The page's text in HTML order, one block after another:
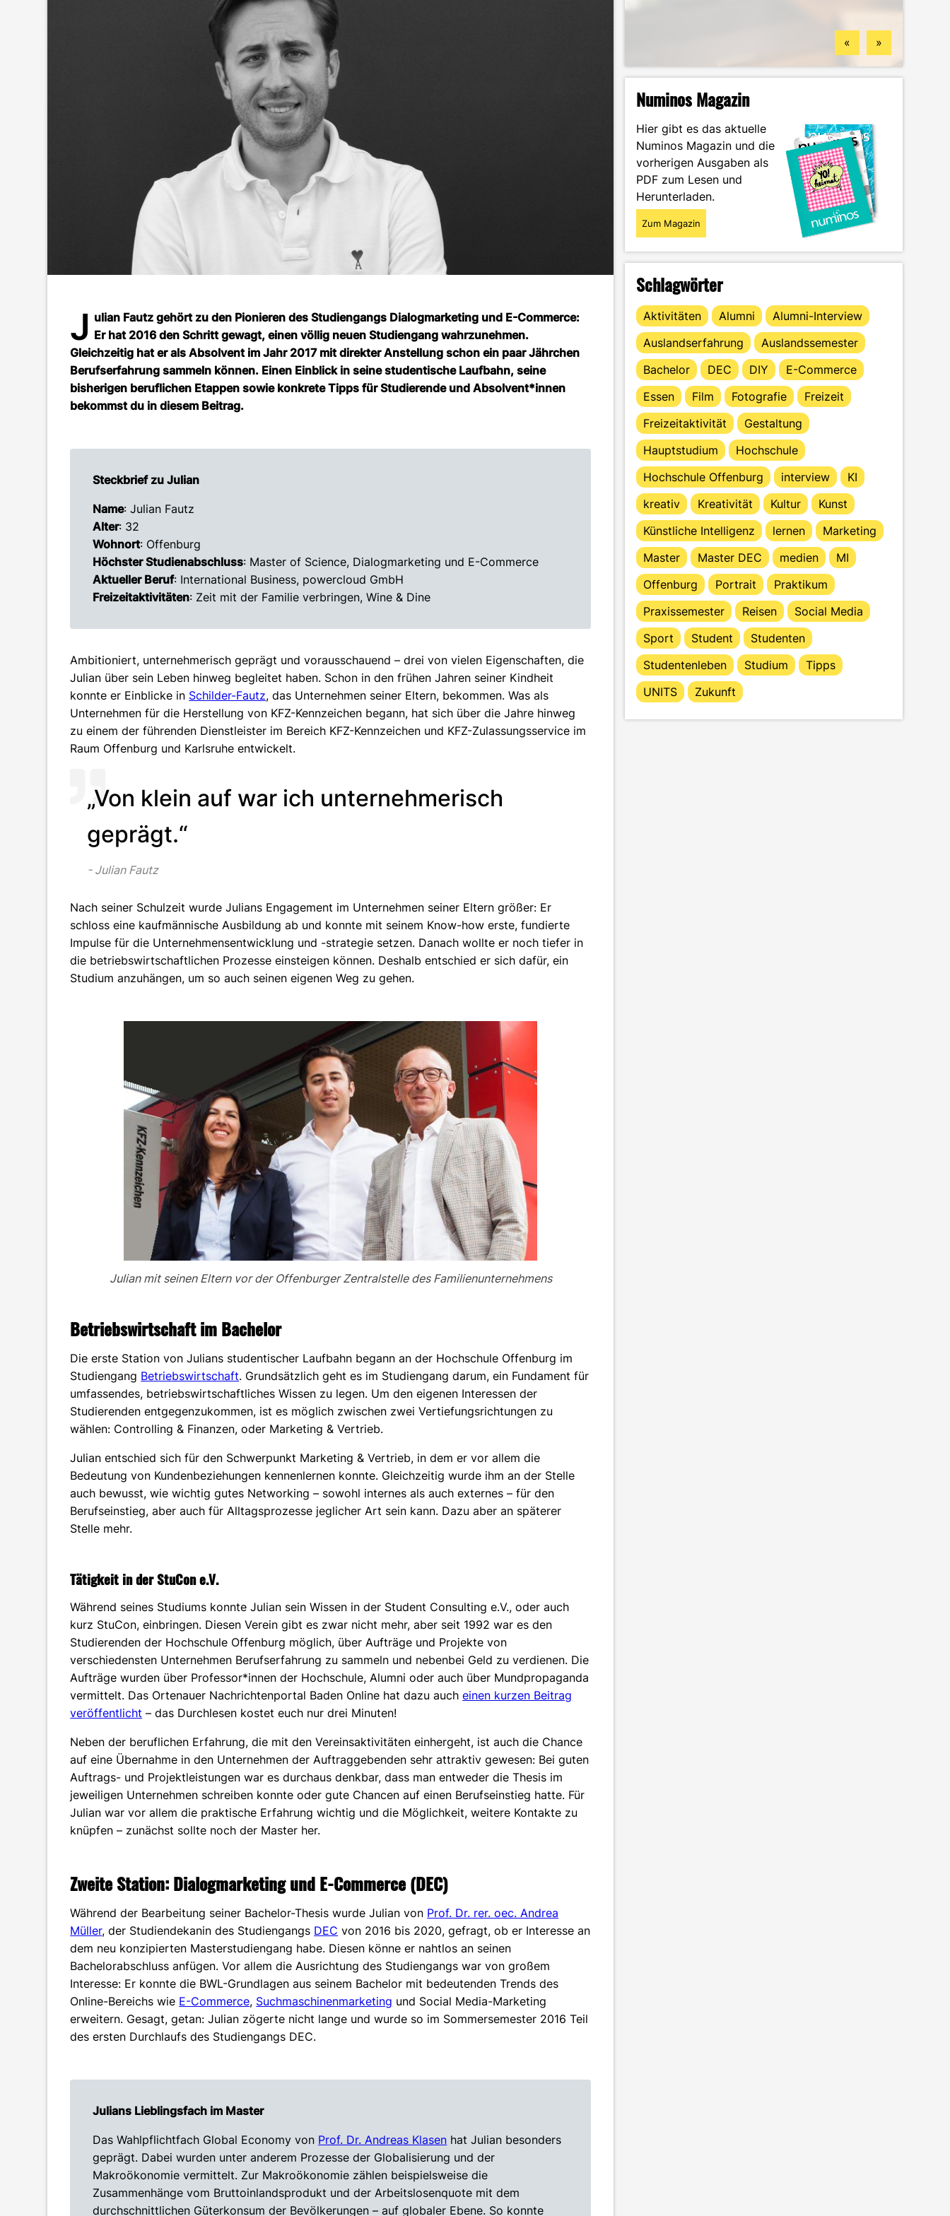
J ulian Fautz gehört zu den Pionieren des Studiengangs Dialogmarketing und E-Commerce:
Er hat 2016 den Schritt gewagt, einen völlig neuen Studiengang wahrzunehmen.
Gleichzeitig hat er als Absolvent im Jahr 2017 mit direkter Anstellung schon ein paar Jährchen
Berufserfahrung sammeln können. Einen Einblick in seine studentische Laufbahn, seine
bisherigen beruflichen Etappen sowie konkrete Tipps für Studierende und Absolvent*innen
bekommst du in diesem Beitrag.
Steckbrief zu Julian
Name: Julian Fautz
Alter: 32
Wohnort: Offenburg
Höchster Studienabschluss: Master of Science, Dialogmarketing und E-Commerce
Aktueller Beruf: International Business, powercloud GmbH
Freizeitaktivitäten: Zeit mit der Familie verbringen, Wine & Dine
Ambitioniert, unternehmerisch geprägt und vorausschauend – drei von vielen Eigenschaften, die
Julian über sein Leben hinweg begleitet haben. Schon in den frühen Jahren seiner Kindheit
konnte er Einblicke in Schilder-Fautz, das Unternehmen seiner Eltern, bekommen. Was als
Unternehmen für die Herstellung von KFZ-Kennzeichen begann, hat sich über die Jahre hinweg
zu einem der führenden Dienstleister im Bereich KFZ-Kennzeichen und KFZ-Zulassungsservice im
Raum Offenburg und Karlsruhe entwickelt.
„Von klein auf war ich unternehmerisch
geprägt.“
Julian Fautz
Nach seiner Schulzeit wurde Julians Engagement im Unternehmen seiner Eltern größer: Er
schloss eine kaufmännische Ausbildung ab und konnte mit seinem Know-how erste, fundierte
Impulse für die Unternehmensentwicklung und -strategie setzen. Danach wollte er noch tiefer in
die betriebswirtschaftlichen Prozesse einsteigen können. Deshalb entschied er sich dafür, ein
Studium anzuhängen, um so auch seinen eigenen Weg zu gehen.
Julian mit seinen Eltern vor der Offenburger Zentralstelle des Familienunternehmens
Betriebswirtschaft im Bachelor
Die erste Station von Julians studentischer Laufbahn begann an der Hochschule Offenburg im
Studiengang Betriebswirtschaft. Grundsätzlich geht es im Studiengang darum, ein Fundament für
umfassendes, betriebswirtschaftliches Wissen zu legen. Um den eigenen Interessen der
Studierenden entgegenzukommen, ist es möglich zwischen zwei Vertiefungsrichtungen zu
wählen: Controlling & Finanzen, oder Marketing & Vertrieb.
Julian entschied sich für den Schwerpunkt Marketing & Vertrieb, in dem er vor allem die
Bedeutung von Kundenbeziehungen kennenlernen konnte. Gleichzeitig wurde ihm an der Stelle
auch bewusst, wie wichtig gutes Networking – sowohl internes als auch externes – für den
Berufseinstieg, aber auch für Alltagsprozesse jeglicher Art sein kann. Dazu aber an späterer
Stelle mehr.
Tätigkeit in der StuCon e.V.
Während seines Studiums konnte Julian sein Wissen in der Student Consulting e.V., oder auch
kurz StuCon, einbringen. Diesen Verein gibt es zwar nicht mehr, aber seit 1992 war es den
Studierenden der Hochschule Offenburg möglich, über Aufträge und Projekte von
verschiedensten Unternehmen Berufserfahrung zu sammeln und nebenbei Geld zu verdienen. Die
Aufträge wurden über Professor*innen der Hochschule, Alumni oder auch über Mundpropaganda
vermittelt. Das Ortenauer Nachrichtenportal Baden Online hat dazu aucheinen kurzen Beitrag
veröffentlicht – das Durchlesen kostet euch nur drei Minuten!
Neben der beruflichen Erfahrung, die mit den Vereinsaktivitäten einhergeht, ist auch die Chance
auf eine Übernahme in den Unternehmen der Auftraggebenden sehr attraktiv gewesen: Bei guten
Auftrags- und Projektleistungen war es durchaus denkbar, dass man entweder die Thesis im
jeweiligen Unternehmen schreiben konnte oder gute Chancen auf einen Berufseinstieg hatte. Für
Julian war vor allem die praktische Erfahrung wichtig und die Möglichkeit, weitere Kontakte zu
knüpfen – zunächst sollte noch der Master her.
Zweite Station: Dialogmarketing und E-Commerce (DEC)
Während der Bearbeitung seiner Bachelor-Thesis wurde Julian von Prof. Dr. rer. oec. Andrea
Müller, der Studiendekanin des Studiengangs DEC von 2016 bis 2020, gefragt, ob er Interesse an
dem neu konzipierten Masterstudiengang habe. Diesen könne er nahtlos an seinen
Bachelorabschluss anfügen. Vor allem die Ausrichtung des Studiengangs war von großem
Interesse: Er konnte die BWL-Grundlagen aus seinem Bachelor mit bedeutenden Trends des
Online-Bereichs wie E-Commerce, Suchmaschinenmarketing und Social Media-Marketing
erweitern. Gesagt, getan: Julian zögerte nicht lange und wurde so im Sommersemester 2016 Teil
des ersten Durchlaufs des Studiengangs DEC.
Julians Lieblingsfach im Master
Das Wahlpflichtfach Global Economy von Prof. Dr. Andreas Klasen hat Julian besonders
geprägt. Dabei wurden unter anderem Prozesse der Globalisierung und der
Makroökonomie vermittelt. Zur Makroökonomie zählen beispielsweise die
Zusammenhänge vom Bruttoinlandsprodukt und der Arbeitslosenquote mit dem
durchschnittlichen Güterkonsum der Bevölkerungen – auf globaler Ebene. So konnte
« »
Numinos Magazin
Hier gibt es das aktuelle
Numinos Magazin und die
vorherigen Ausgaben als
PDF zum Lesen und
Herunterladen.
Zum Magazin
Schlagwörter
Aktivitäten Alumni
Alumni-Interview
Auslandserfahrung
Auslandssemester
Bachelor
DEC DIY
E-Commerce
Essen
Film Fotografie
Freizeit
Freizeitaktivität
Gestaltung
Hauptstudium
Hochschule
Hochschule Offenburg
interview
KI
kreativ
Kreativität Kultur
Kunst
Künstliche Intelligenz
lernen
Marketing
Master
Master DEC medien
MI
Offenburg
Portrait
Praktikum
Praxissemester
Reisen
Social Media
Sport
Student
Studenten
Studentenleben
Studium
Tipps
UNITS
Zukunft